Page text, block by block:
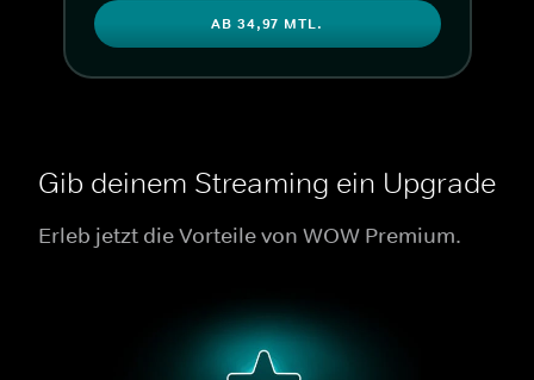
AB 34,97 MTL.
Gib deinem Streaming ein Upgrade
Erleb jetzt die Vorteile von WOW Premium.